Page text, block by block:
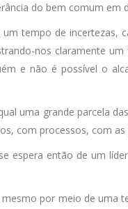
do bem comum
tempo de incertezas,
nos claramente
e não é possível o
uma grande parcela
com processos, com
espera então de um
por meio de uma